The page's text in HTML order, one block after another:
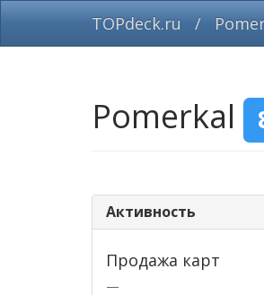
TOPdeck.ru /
Pomerkal
Активность
Продажа карт
—